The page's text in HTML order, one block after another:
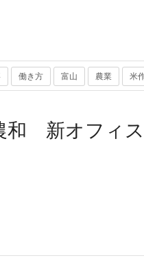
働き方 富山 農業 米
新オフィス